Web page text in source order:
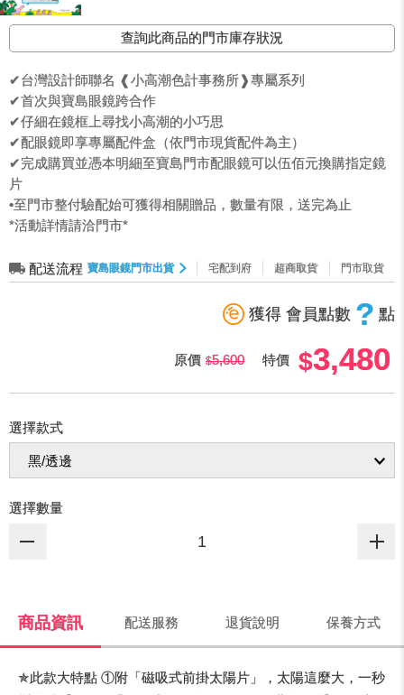
查詢此商品的門市庫存狀況
✔台灣設計師聯名 ❰小高潮色計事務所❱專屬系列
✔首次與寶島眼鏡跨合作
✔仔細在鏡框上尋找小高潮的小巧思
✔配眼鏡即享專屬配件盒（依門市現貨配件為主）
✔完成購買並憑本明細至寶島門市配眼鏡可以伍佰元換購指定鏡
片
•至門市整付驗配始可獲得相關贈品，數量有限，送完為止
*活動詳情請洽門市*
配送流程 寶島眼鏡門市出貨 宅配到府 超商取貨 門市取貨
獲得 會員點數 ? 點
原價 5,600 特價 3,480
選擇款式
選擇數量
商品資訊 配送服務 退貨說明 保養方式
✯此款大特點 ①附「磁吸式前掛太陽片」，太陽這麼大，一秒